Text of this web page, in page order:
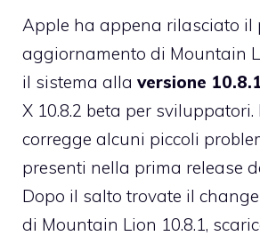
Apple ha appena rilasciato il
aggiornamento di Mountain
il sistema alla versione
X 10.8.2 beta per sviluppatori.
corregge alcuni piccoli
presenti nella prima release
Dopo il salto trovate il
di Mountain Lion 10.8.1,